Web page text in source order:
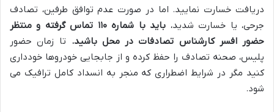
دریافت خسارت نمایید. اما در صورت عدم توافق طرفین، تصادف
جرحی، یا خسارت شدید،
باید با شماره ۱۱۰ تماس گرفته و منتظر
حضور افسر کارشناس تصادفات در محل باشید. تا زمان حضور
پلیس، صحنه تصادف را حفظ کرده و از جابجایی خودروها خودداری
کنید مگر در شرایط اضطراری که منجر به انسداد کامل ترافیک می
شود.